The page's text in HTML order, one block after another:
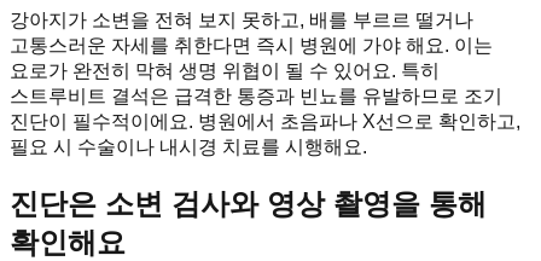
강아지가 소변을 전혀 보지 못하고, 배를 부르르 떨거나
고통스러운 자세를 취한다면 즉시 병원에 가야 해요. 이는
요로가 완전히 막혀 생명 위협이 될 수 있어요. 특히
스트루비트 결석은 급격한 통증과 빈뇨를 유발하므로 조기
진단이 필수적이에요. 병원에서 초음파나 X선으로 확인하고,
필요 시 수술이나 내시경 치료를 시행해요.
진단은 소변 검사와 영상 촬영을 통해
확인해요